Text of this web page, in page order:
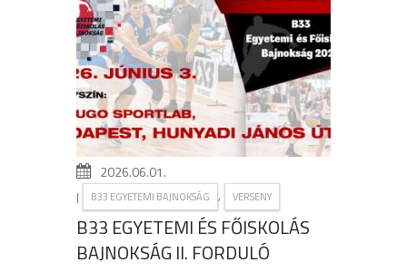
2026.06.01.
| B33 EGYETEMI BAJNOKSÁG , VERSENY
B33 EGYETEMI ÉS FŐISKOLÁS
BAJNOKSÁG II. FORDULÓ